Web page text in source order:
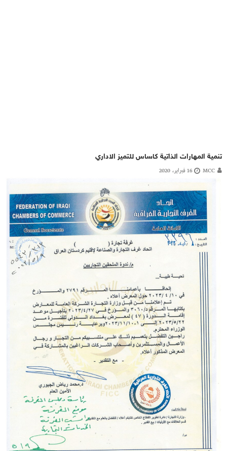
تنمية المهارات الذاتية كاساس للتميز الاداري
MCC 16 فبراير، 2020